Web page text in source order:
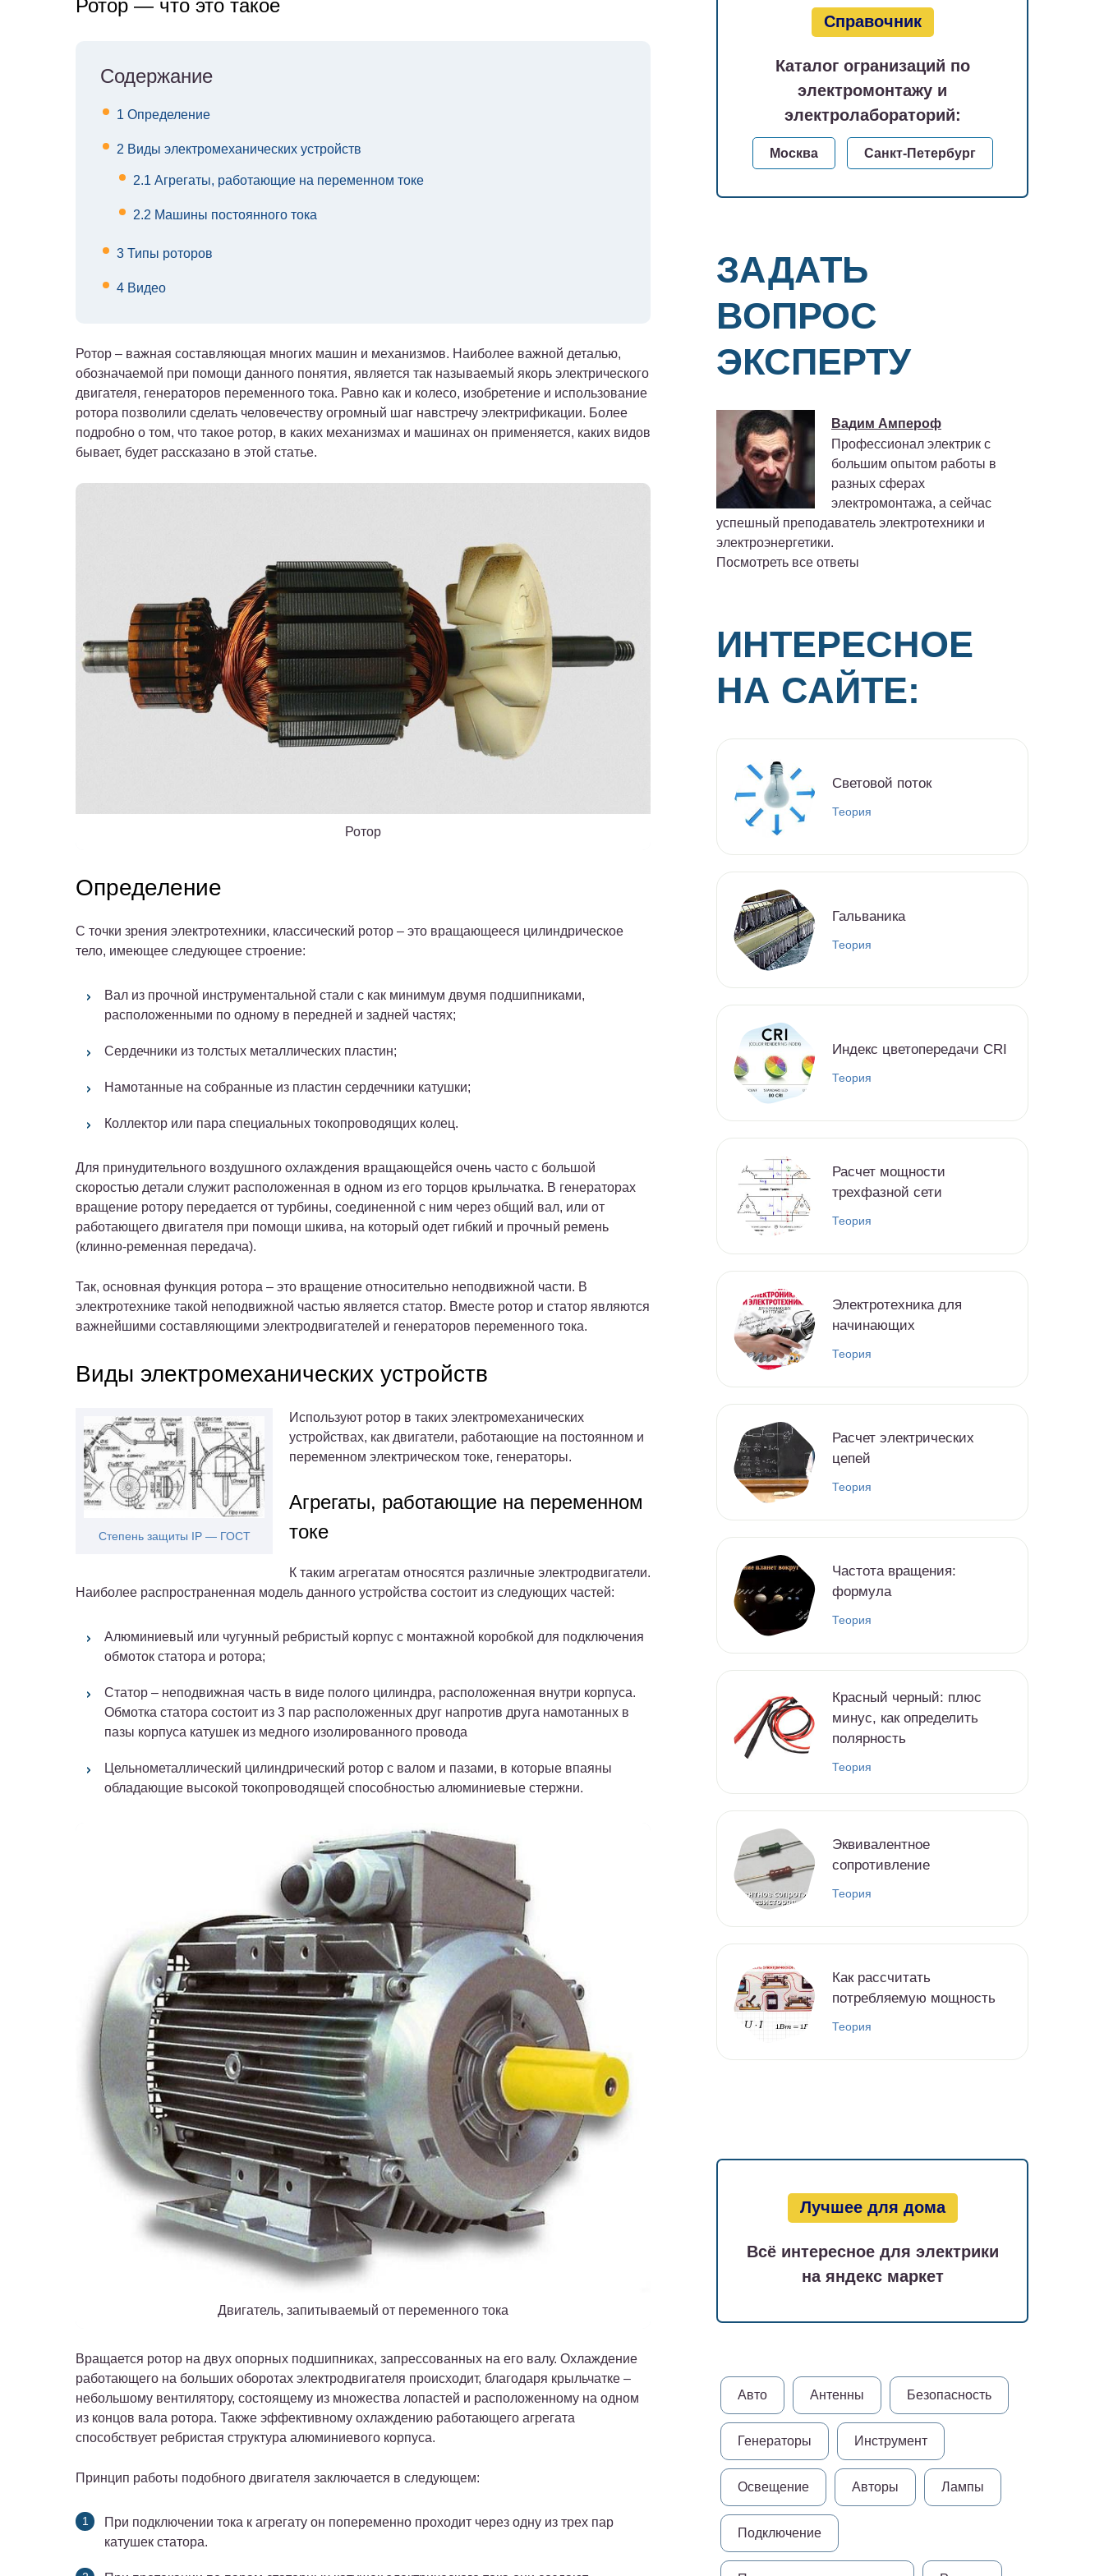
Ротор — что это такое
Содержание
1 Определение
2 Виды электромеханических устройств
2.1 Агрегаты, работающие на переменном токе
2.2 Машины постоянного тока
3 Типы роторов
4 Видео
Ротор – важная составляющая многих машин и механизмов. Наиболее важной деталью,
обозначаемой при помощи данного понятия, является так называемый якорь электрического
двигателя, генераторов переменного тока. Равно как и колесо, изобретение и использование
ротора позволили сделать человечеству огромный шаг навстречу электрификации. Более
подробно о том, что такое ротор, в каких механизмах и машинах он применяется, каких видов
бывает, будет рассказано в этой статье.
Ротор
Определение
С точки зрения электротехники, классический ротор – это вращающееся цилиндрическое
тело, имеющее следующее строение:
Вал из прочной инструментальной стали с как минимум двумя подшипниками,
расположенными по одному в передней и задней частях;
Сердечники из толстых металлических пластин;
Намотанные на собранные из пластин сердечники катушки;
Коллектор или пара специальных токопроводящих колец.
Для принудительного воздушного охлаждения вращающейся очень часто с большой
скоростью детали служит расположенная в одном из его торцов крыльчатка. В генераторах
вращение ротору передается от турбины, соединенной с ним через общий вал, или от
работающего двигателя при помощи шкива, на который одет гибкий и прочный ремень
(клинно-ременная передача).
Так, основная функция ротора – это вращение относительно неподвижной части. В
электротехнике такой неподвижной частью является статор. Вместе ротор и статор являются
важнейшими составляющими электродвигателей и генераторов переменного тока.
Виды электромеханических устройств
Степень защиты IP — ГОСТ
Используют ротор в таких электромеханических
устройствах, как двигатели, работающие на постоянном и
переменном электрическом токе, генераторы.
Агрегаты, работающие на переменном
токе
К таким агрегатам относятся различные электродвигатели.
Наиболее распространенная модель данного устройства состоит из следующих частей:
Алюминиевый или чугунный ребристый корпус с монтажной коробкой для подключения
обмоток статора и ротора;
Статор – неподвижная часть в виде полого цилиндра, расположенная внутри корпуса.
Обмотка статора состоит из 3 пар расположенных друг напротив друга намотанных в
пазы корпуса катушек из медного изолированного провода
Цельнометаллический цилиндрический ротор с валом и пазами, в которые впаяны
обладающие высокой токопроводящей способностью алюминиевые стержни.
Двигатель, запитываемый от переменного тока
Вращается ротор на двух опорных подшипниках, запрессованных на его валу. Охлаждение
работающего на больших оборотах электродвигателя происходит, благодаря крыльчатке –
небольшому вентилятору, состоящему из множества лопастей и расположенному на одном
из концов вала ротора. Также эффективному охлаждению работающего агрегата
способствует ребристая структура алюминиевого корпуса.
Принцип работы подобного двигателя заключается в следующем:
При подключении тока к агрегату он попеременно проходит через одну из трех пар
катушек статора.
Справочник
Каталог огранизаций по
электромонтажу и
электролабораторий:
Москва Санкт-Петербург
ЗАДАТЬ
ВОПРОС
ЭКСПЕРТУ
Вадим Ампероф
Профессионал электрик с
большим опытом работы в
разных сферах
электромонтажа, а сейчас
успешный преподаватель электротехники и
электроэнергетики.
Посмотреть все ответы
ИНТЕРЕСНОЕ
НА САЙТЕ:
Световой поток
Теория
Гальваника
Теория
Индекс цветопередачи CRI
Теория
Расчет мощности
трехфазной сети
Теория
Электротехника для
начинающих
Теория
Расчет электрических
цепей
Теория
Частота вращения:
формула
Теория
Красный черный: плюс
минус, как определить
полярность
Теория
Эквивалентное
сопротивление
Теория
Как рассчитать
потребляемую мощность
Теория
Лучшее для дома
Всё интересное для электрики
на яндекс маркет
Авто Антенны Безопасность
Генераторы Инструмент
Освещение Авторы Лампы
Подключение